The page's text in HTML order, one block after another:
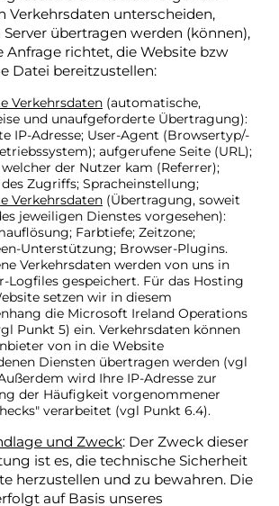
Verkehrsdaten unterscheiden,
übertragen werden (können),
Anfrage richtet, die Website bzw
Datei bereitzustellen:
Verkehrsdaten (automatische,
und unaufgeforderte Übertragung):
IP-Adresse; User-Agent (Browsertyp/-
aufgerufene Seite (URL);
der Nutzer kam (Referrer);
Zugriffs; Spracheinstellung;
Verkehrsdaten (Übertragung, soweit
jeweiligen Dienstes vorgesehen):
Farbtiefe; Zeitzone;
Unterstützung; Browser-Plugins.
Verkehrsdaten werden von uns in
Logfiles gespeichert. Für das Hosting
setzen wir in diesem
die Microsoft Ireland Operations
Punkt 5) ein. Verkehrsdaten können
von in die Website
Diensten übertragen werden (vgl
wird Ihre IP-Adresse zur
der Häufigkeit vorgenommener
verarbeitet (vgl Punkt 6.4).
und Zweck: Der Zweck dieser
ist es, die technische Sicherheit
herzustellen und zu bewahren. Die
auf Basis unseres